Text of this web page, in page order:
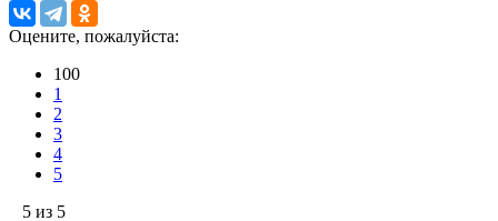
Оцените, пожалуйста:
100
1
2
3
4
5
5 из 5